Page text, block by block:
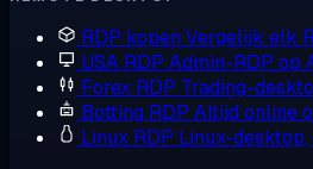
RDP kopen Vergelijk elk
USA RDP Admin-RDP op
Forex RDP Trading-
Botting RDP Altijd online
Linux RDP Linux-